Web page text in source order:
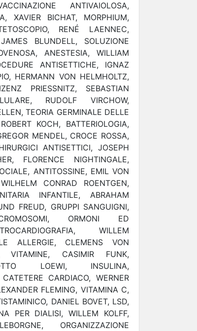
ANTIVAIOLOSA,
XAVIER BICHAT, MORPHIUM,
RENÉ LAENNEC,
BLUNDELL, SOLUZIONE
ANESTESIA, WILLIAM
ANTISETTICHE, IGNAZ
HERMANN VON HELMHOLTZ,
PRIESSNITZ, SEBASTIAN
RUDOLF VIRCHOW,
TEORIA GERMINALE DELLE
KOCH, BATTERIOLOGIA,
MENDEL, CROCE ROSSA,
ANTISETTICI, JOSEPH
FLORENCE NIGHTINGALE,
ANTITOSSINE, EMIL VON
CONRAD ROENTGEN,
INFANTILE, ABRAHAM
FREUD, GRUPPI SANGUIGNI,
ORMONI ED
WILLEM
ALLERGIE, CLEMENS VON
VITAMINE, CASIMIR FUNK,
OTTO LOEWI, INSULINA,
CARDIACO, WERNER
FLEMING, VITAMINA C,
DANIEL BOVET, LSD,
PER DIALISI, WILLEM KOLFF,
ORGANIZZAZIONE